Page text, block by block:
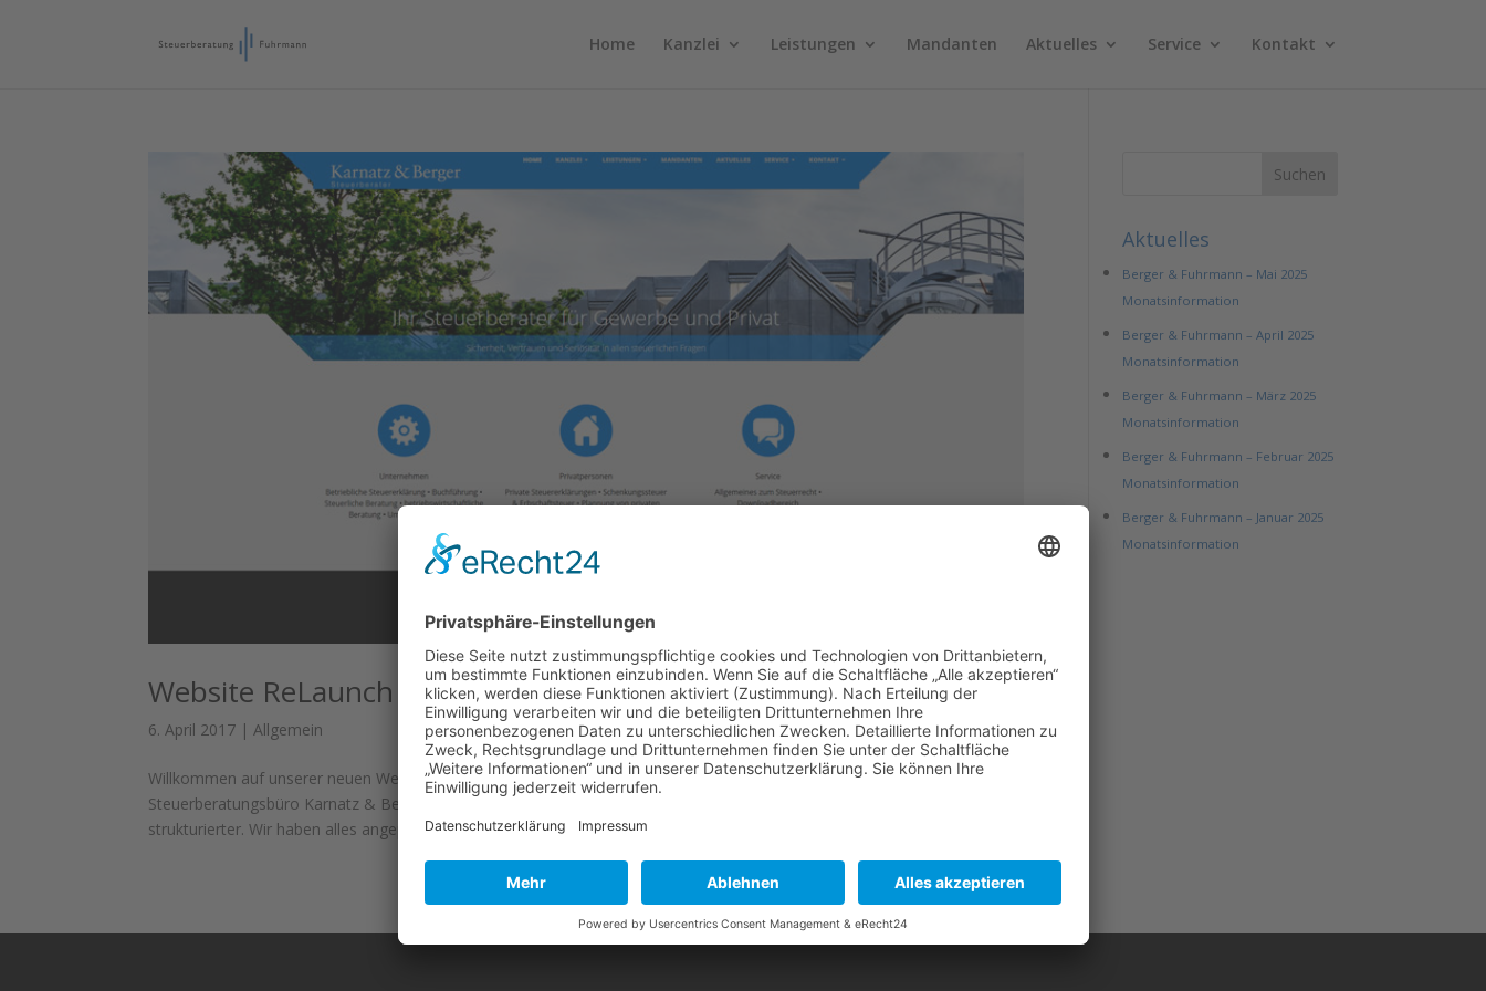
Home Kanzlei Leistungen Mandanten Aktuelles Service Kontakt
Website ReLaunch
6. April 2017 |Allgemein
Willkommen auf unserer neuen Website, endlich sind wir nach wochenlanger Arbeit am Ziel angekommen. Ihr
Steuerberatungsbüro Karnatz & Berger präsentiert sich mit dieser neuen Website nicht nur zeitgemäß, sondern auch
strukturierter. Wir haben alles angepackt,...
Aktuelles
Berger & Fuhrmann – Mai 2025
Monatsinformation
Berger & Fuhrmann – April 2025
Monatsinformation
Berger & Fuhrmann – März 2025
Monatsinformation
Berger & Fuhrmann – Februar 2025
Monatsinformation
Berger & Fuhrmann – Januar 2025
Monatsinformation